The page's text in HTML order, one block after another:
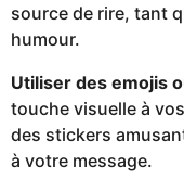
source de rire, tant
humour.
Utiliser des emojis
touche visuelle à
des stickers
à votre message.